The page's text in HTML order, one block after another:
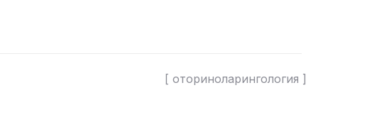
[ оториноларингология ]